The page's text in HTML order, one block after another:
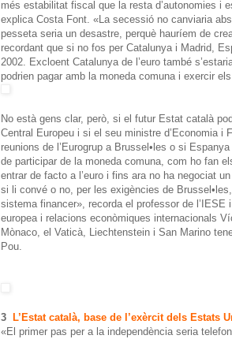
més estabilitat fiscal que la resta d’autonomies i
explica Costa Font. «La secessió no canviaria
pesseta seria un desastre, perquè hauríem de
recordant que si no fos per Catalunya i Madrid,
2002. Excloent Catalunya de l’euro també
podrien pagar amb la moneda comuna i exercir
No està gens clar, però, si el futur Estat català
Central Europeu i si el seu ministre d’Economia i
reunions de l’Eurogrup a Brussel•les o si
de participar de la moneda comuna, com ho fan
entrar de facto a l’euro i fins ara no ha negociat
si li convé o no, per les exigències de
sistema financer», recorda el professor de l’IESE
europea i relacions econòmiques internacionals
Mònaco, el Vaticà, Liechtenstein i San Marino
Pou.
3
L’Estat català, base de l’exèrcit dels Estats
«El primer pas per a la independència seria